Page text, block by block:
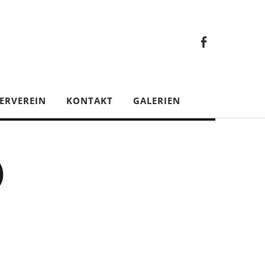
KONTAKT GALERIEN